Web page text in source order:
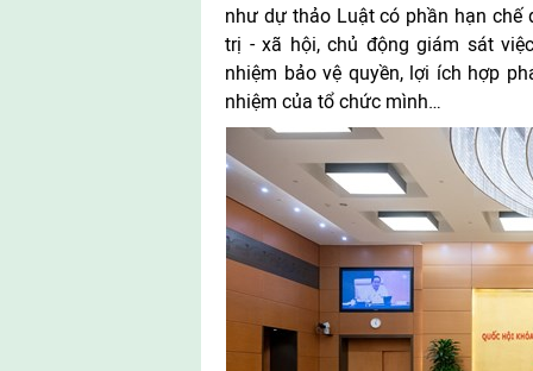
như dự thảo Luật có phần hạn
trị - xã hội, chủ động giám sát
nhiệm bảo vệ quyền, lợi ích hợp
nhiệm của tổ chức mình…